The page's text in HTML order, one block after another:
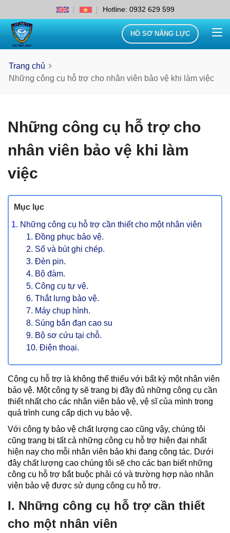
Hotline: 0932 629 599
HỒ SƠ NĂNG LỰC
Trang chủ
Những công cụ hỗ trợ cho nhân viên bảo vệ khi làm việc
Những công cụ hỗ trợ cho
nhân viên bảo vệ khi làm
việc
Mục lục
Những công cụ hỗ trợ cần thiết cho một nhân viên
1. Đồng phục bảo vệ.
2. Sổ và bút ghi chép.
3. Đèn pin.
4. Bộ đàm.
5. Công cụ tự vệ.
6. Thắt lưng bảo vệ.
7. Máy chụp hình.
8. Súng bắn đạn cao su
9. Bộ sơ cứu tại chỗ.
10. Điện thoại.
Công cụ hỗ trợ là không thể thiếu với bất kỳ một nhân viên
bảo vệ. Một công ty sẽ trang bị đầy đủ những công cụ cần
thiết nhất cho các nhân viên bảo vệ, vệ sĩ của mình trong
quá trình cung cấp dịch vụ bảo vệ.
Với công ty bảo vệ chất lượng cao cũng vậy, chúng tôi
cũng trang bị tất cả những công cụ hỗ trợ hiện đại nhất
hiện nay cho mỗi nhân viên bảo khi đang công tác. Dưới
đây chất lượng cao chúng tôi sẽ cho các bạn biết những
công cụ hỗ trợ bắt buộc phải có và trường hợp nào nhân
viên bảo vệ được sử dụng công cụ hỗ trợ.
I. Những công cụ hỗ trợ cần thiết
cho một nhân viên